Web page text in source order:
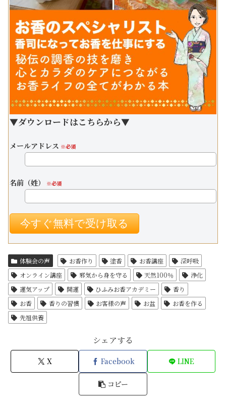
▼ダウンロードはこちらから▼
メールアドレス ※必須
名前（姓） ※必須
体験会の声 お香作り 塗香 お香講座
深呼吸
オンライン講座
邪気から身を守る 天然100％
浄化
運気アップ
開運 ひふみお香アカデミー
香り
お香
香りの習慣 お客様の声 お盆
お香を作る
先祖供養
シェアする
X Facebook LINE
コピー